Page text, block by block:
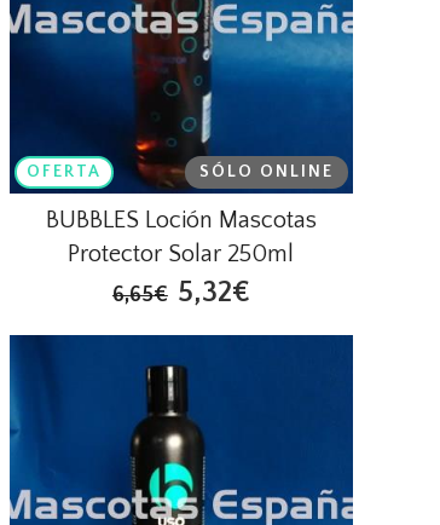
OFERTA SÓLO ONLINE
BUBBLES Loción Mascotas
Protector Solar 250ml
6,65€ 5,32€